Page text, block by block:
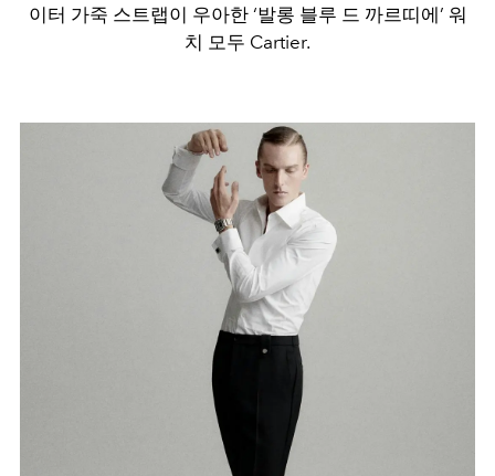
이터 가죽 스트랩이 우아한 ‘발롱 블루 드 까르띠에’ 워
치 모두 Cartier.